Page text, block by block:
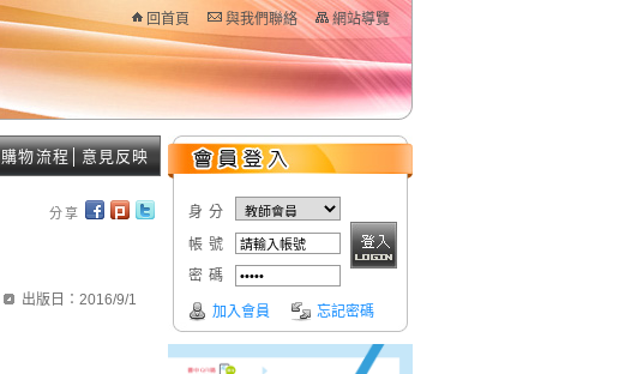
回首頁 與我們聯絡 網站導覽
身分
帳號
密碼
加入會員 忘記密碼
購物流程 意見反映
分享
出版日：2016/9/1